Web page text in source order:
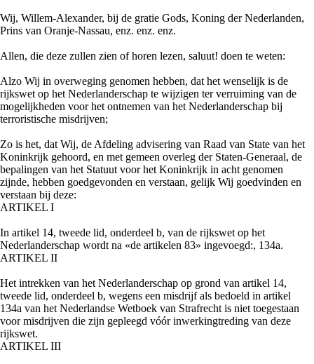
Wij, Willem-Alexander, bij de gratie Gods, Koning der Nederlanden,
Prins van Oranje-Nassau, enz. enz. enz.
Allen, die deze zullen zien of horen lezen, saluut! doen te weten:
Alzo Wij in overweging genomen hebben, dat het wenselijk is de
rijkswet op het Nederlanderschap te wijzigen ter verruiming van de
mogelijkheden voor het ontnemen van het Nederlanderschap bij
terroristische misdrijven;
Zo is het, dat Wij, de Afdeling advisering van Raad van State van het
Koninkrijk gehoord, en met gemeen overleg der Staten-Generaal, de
bepalingen van het Statuut voor het Koninkrijk in acht genomen
zijnde, hebben goedgevonden en verstaan, gelijk Wij goedvinden en
verstaan bij deze:
ARTIKEL I
In artikel 14, tweede lid, onderdeel b, van de rijkswet op het
Nederlanderschap wordt na «de artikelen 83» ingevoegd:, 134a.
ARTIKEL II
Het intrekken van het Nederlanderschap op grond van artikel 14,
tweede lid, onderdeel b, wegens een misdrijf als bedoeld in artikel
134a van het Nederlandse Wetboek van Strafrecht is niet toegestaan
voor misdrijven die zijn gepleegd vóór inwerkingtreding van deze
rijkswet.
ARTIKEL III